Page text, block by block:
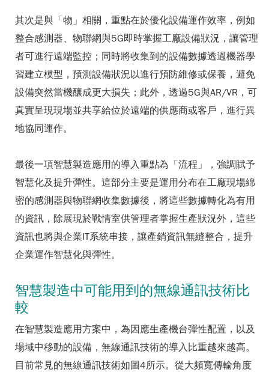
其次是與「物」相關，重點在於優化設備運作效率，例如
整合感測器、物聯網與5G即時掌握工廠設備狀況，讓管理
者可進行遠端監控；同時將收集到的設備數據透過機器學
習建立模型，預測設備狀況以進行預防維修或保養，避免
設備突然當機釀成更大損失；此外，透過5G與AR/VR，可
真實呈現現場並共享給位於遠端的供應商或客戶，進行異
地協同運作。
最後一項智慧製造應用的導入重點為「流程」，強調賦予
智慧化及提升彈性。這部分主要是運用分布在工廠現場綿
密的感測器與物聯網收集數據後，將這些數據轉化為有用
的資訊，除展現於戰情室供管理者掌握生產狀況外，這些
資訊也將與企業IT系統串接，讓產銷資訊無縫整合，提升
企業運作智慧化與彈性。
智慧製造中可能用到的無線通訊技術比
較
在智慧製造應用方案中，為因應生產機台彈性配置，以及
場域中移動的設備，無線通訊技術的導入比重越來越高。
目前常見的無線通訊技術如圖4所示。從大頻寬傳輸角度